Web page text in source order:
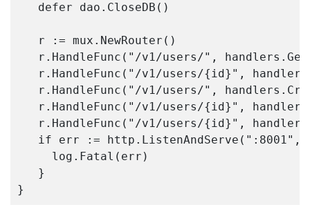
defer
dao . CloseDB ()
r := mux . NewRouter ()
r . HandleFunc ( "/v1/users/" , handlers .
r . HandleFunc ( "/v1/users/{id}" , handlers
r . HandleFunc ( "/v1/users/" , handlers .
r . HandleFunc ( "/v1/users/{id}" , handlers
r . HandleFunc ( "/v1/users/{id}" , handlers
if
err := http . ListenAndServe ( ":8001" ,
log . Fatal ( err )
}
}